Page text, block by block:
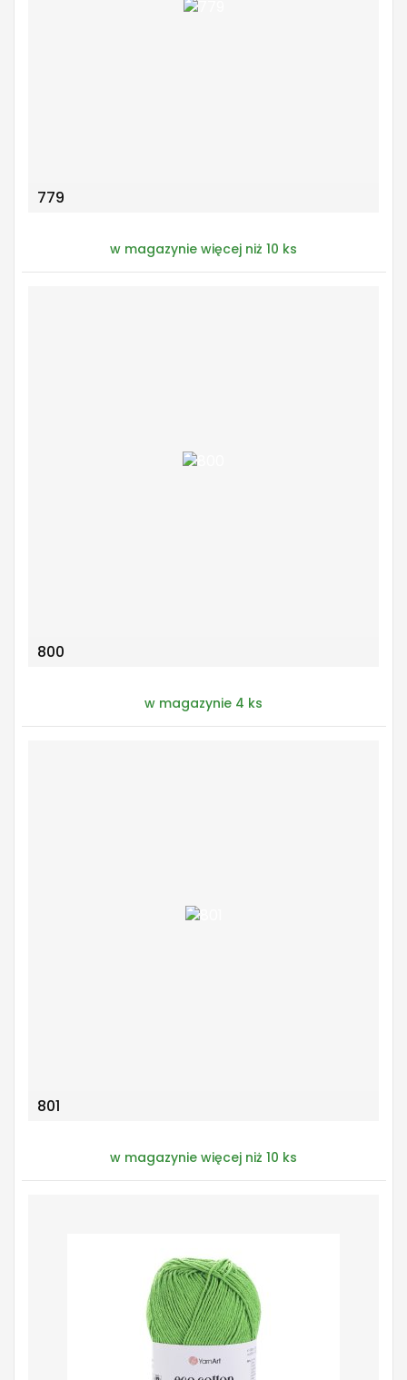
779
w magazynie więcej niż 10 ks
800
w magazynie 4 ks
801
w magazynie więcej niż 10 ks